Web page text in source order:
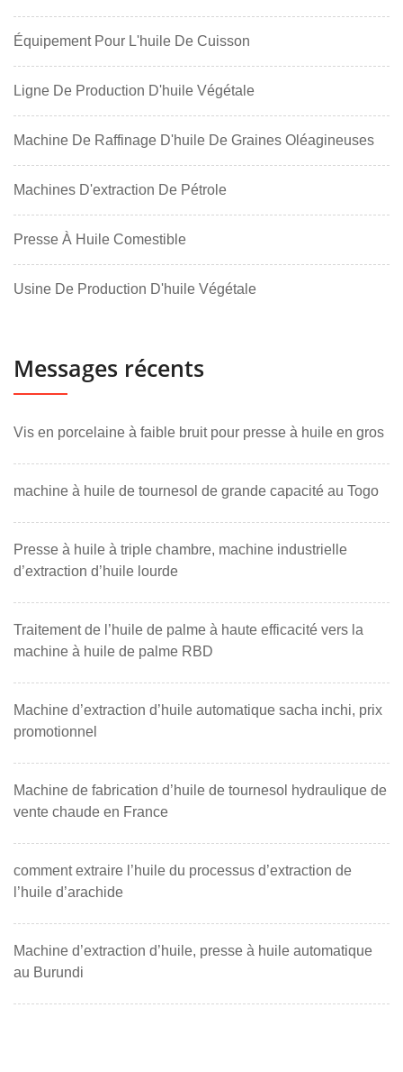
Équipement Pour L'huile De Cuisson
Ligne De Production D'huile Végétale
Machine De Raffinage D'huile De Graines Oléagineuses
Machines D'extraction De Pétrole
Presse À Huile Comestible
Usine De Production D'huile Végétale
Messages récents
Vis en porcelaine à faible bruit pour presse à huile en gros
machine à huile de tournesol de grande capacité au Togo
Presse à huile à triple chambre, machine industrielle
d’extraction d’huile lourde
Traitement de l’huile de palme à haute efficacité vers la
machine à huile de palme RBD
Machine d’extraction d’huile automatique sacha inchi, prix
promotionnel
Machine de fabrication d’huile de tournesol hydraulique de
vente chaude en France
comment extraire l’huile du processus d’extraction de
l’huile d’arachide
Machine d’extraction d’huile, presse à huile automatique
au Burundi